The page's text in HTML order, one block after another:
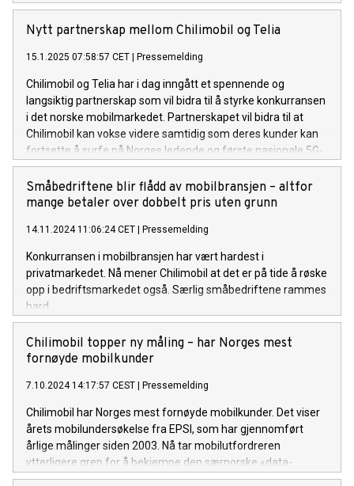
denne virkeligheten ønsket Chilimobil å sette søkelys på
hvordan vår digitale hverdag påvirker oss mentalt, fysisk og
Nytt partnerskap mellom Chilimobil og Telia
15.1.2025 07:58:57 CET Pressemelding
Chilimobil og Telia har i dag inngått et spennende og
langsiktig partnerskap som vil bidra til å styrke konkurransen
i det norske mobilmarkedet. Partnerskapet vil bidra til at
Chilimobil kan vokse videre samtidig som deres kunder kan
fortsette å surfe på Norges ledende og første nasjonale 5G-
nett.
Småbedriftene blir flådd av mobilbransjen – altfor
mange betaler over dobbelt pris uten grunn
14.11.2024 11:06:24 CET Pressemelding
Konkurransen i mobilbransjen har vært hardest i
privatmarkedet. Nå mener Chilimobil at det er på tide å røske
opp i bedriftsmarkedet også. Særlig småbedriftene rammes
hard.
Chilimobil topper ny måling – har Norges mest
fornøyde mobilkunder
7.10.2024 14:17:57 CEST Pressemelding
Chilimobil har Norges mest fornøyde mobilkunder. Det viser
årets mobilundersøkelse fra EPSI, som har gjennomført
årlige målinger siden 2003. Nå tar mobilutfordreren
ytterligere grep for å bekjempe den særnorske «data-
angsten».